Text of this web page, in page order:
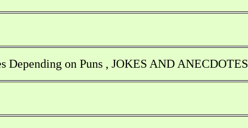
Depending on Puns , JOKES AND ANECDOTES